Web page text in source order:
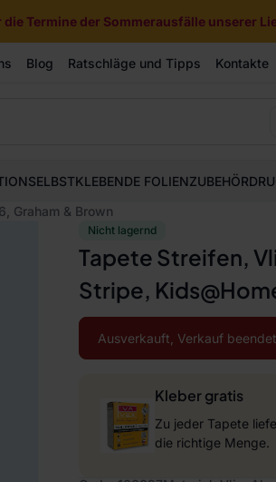
Termine der Sommerausfälle unserer
Blog Ratschläge und Tipps Kontakte
SELBSTKLEBENDE FOLIENZUBEHÖR
Graham & Brown
Nicht lagernd
Tapete Streifen,
Stripe,
Ausverkauft, Verkauf
Kleber gratis
Zu jeder Tapete
die richtige Menge.